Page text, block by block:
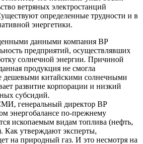
ветряных электростанций
определенные трудности и в
энергетики.
данными компания ВР
предприятий, осуществлявших
солнечной энергии. Причиной
продукция не смогла
дешевыми китайскими солнечными
развитие корпорации и низкий
субсидий.
генеральный директор ВР
энергобалансе по-прежнему
ископаемым видам топлива (нефть,
Как утверждают эксперты,
на природный газ. И это несмотря на